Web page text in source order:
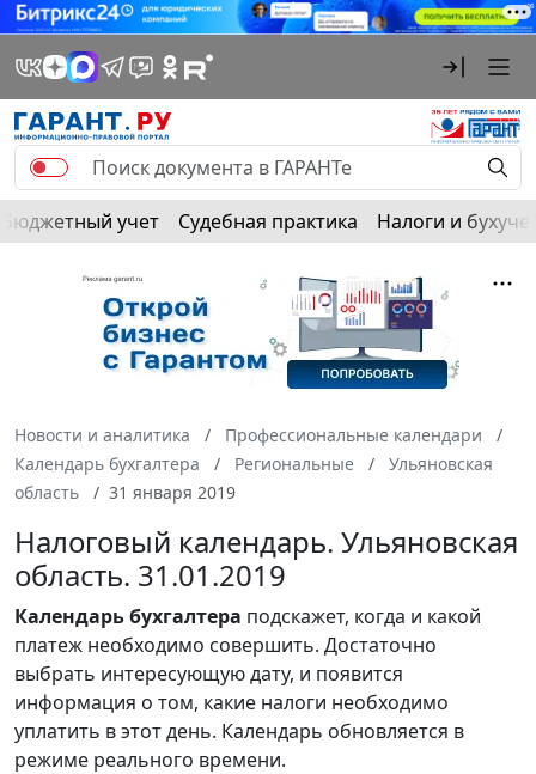
Бюджетный учет Судебная практика Налоги и
Новости и аналитика
Профессиональные календари
Календарь бухгалтера
Региональные
Ульяновская
область
31 января 2019
Налоговый календарь. Ульяновская
область. 31.01.2019
Календарьбухгалтера подскажет, когда и какой
платеж необходимо совершить. Достаточно
выбрать интересующую дату, и появится
информация о том, какие налоги необходимо
уплатить в этот день. Календарь обновляется в
режиме реального времени.